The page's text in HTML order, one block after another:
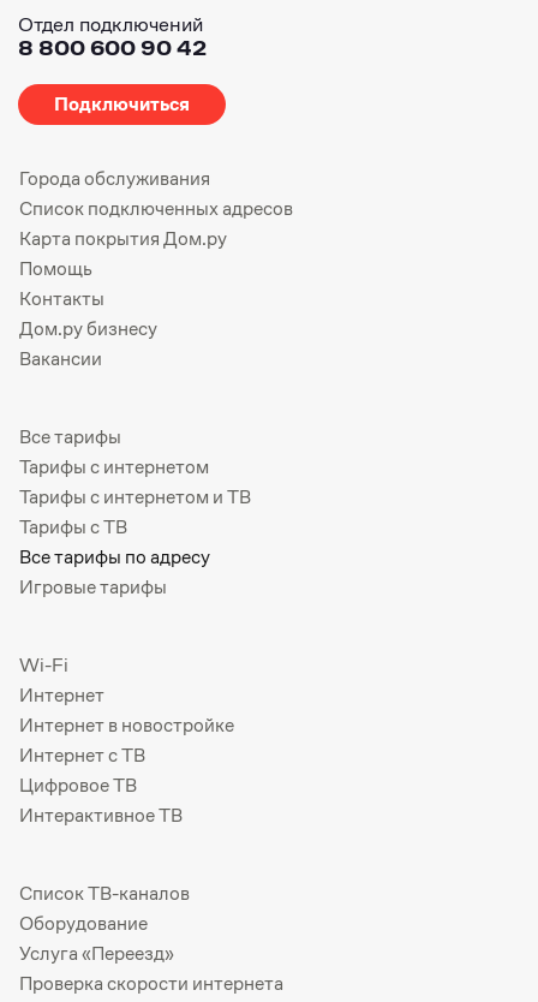
Отдел подключений
8 800 600 90 42
Подключиться
Города обслуживания
Список подключенных адресов
Карта покрытия Дом.ру
Помощь
Контакты
Дом.ру бизнесу
Вакансии
Все тарифы
Тарифы с интернетом
Тарифы с интернетом и ТВ
Тарифы с ТВ
Все тарифы по адресу
Игровые тарифы
Wi-Fi
Интернет
Интернет в новостройке
Интернет с ТВ
Цифровое ТВ
Интерактивное ТВ
Список ТВ-каналов
Оборудование
Услуга «Переезд»
Проверка скорости интернета